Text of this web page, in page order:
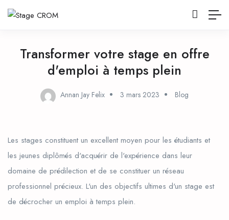
Transformer votre stage en offre
d'emploi à temps plein
Annan Jay Felix 3 mars 2023 Blog
Les stages constituent un excellent moyen pour les étudiants et
les jeunes diplômés d'acquérir de l'expérience dans leur
domaine de prédilection et de se constituer un réseau
professionnel précieux. L'un des objectifs ultimes d'un stage est
de décrocher un emploi à temps plein.